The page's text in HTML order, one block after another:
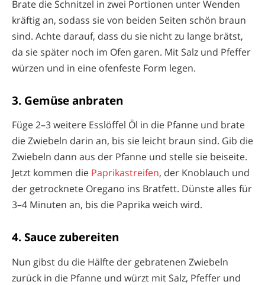
Brate die Schnitzel in zwei Portionen unter Wenden
kräftig an, sodass sie von beiden Seiten schön braun
sind. Achte darauf, dass du sie nicht zu lange brätst,
da sie später noch im Ofen garen. Mit Salz und Pfeffer
würzen und in eine ofenfeste Form legen.
3. Gemüse anbraten
Füge 2–3 weitere Esslöffel Öl in die Pfanne und brate
die Zwiebeln darin an, bis sie leicht braun sind. Gib die
Zwiebeln dann aus der Pfanne und stelle sie beiseite.
Jetzt kommen die Paprikastreifen, der Knoblauch und
der getrocknete Oregano ins Bratfett. Dünste alles für
3–4 Minuten an, bis die Paprika weich wird.
4. Sauce zubereiten
Nun gibst du die Hälfte der gebratenen Zwiebeln
zurück in die Pfanne und würzt mit Salz, Pfeffer und